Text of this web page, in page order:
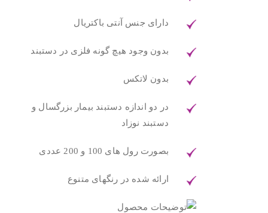
دارای جنس آنتی باکتریال
بدون وجود هیچ گونه فلزی در دستبند
بدون لاتکس
در دو اندازه دستبند بیمار بزرگسال و
دستبند نوزاد
بصورت رول های 100 و 200 عددی
ارائه شده در رنگهای متنوع